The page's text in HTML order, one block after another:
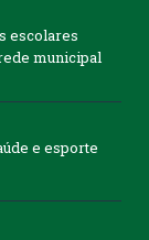
escolares
municipal
e esporte